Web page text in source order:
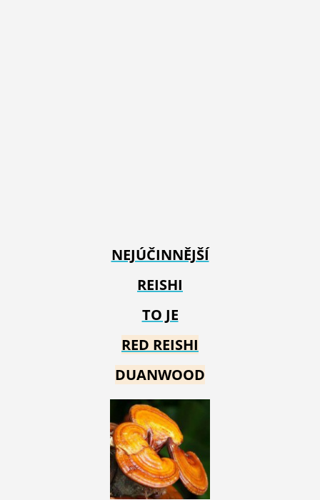
NEJÚČINNĚJŠÍ
REISHI
TO JE
RED REISHI
DUANWOOD